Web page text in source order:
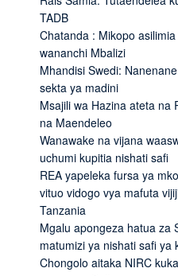
TADB
Chatanda : Mikopo
wananchi Mbalizi
Mhandisi Swedi:
sekta ya madini
Msajili wa Hazina ateta na
na Maendeleo
Wanawake na vijana
uchumi kupitia nishati safi
REA yapeleka fursa ya
vituo vidogo vya mafuta
Tanzania
Mgalu apongeza hatua za
matumizi ya nishati safi ya
Chongolo aitaka NIRC